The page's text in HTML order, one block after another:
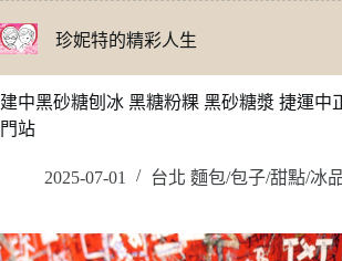
至
要
內
珍妮特的精彩人生
建中黑砂糖刨冰 黑糖粉粿 黑砂糖漿 捷運中
門站
2025-07-01 台北 麵包/包子/甜點/冰